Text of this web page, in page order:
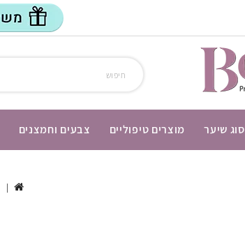
סוג שיער מוצרים טיפוליים צבעים וחמצנים